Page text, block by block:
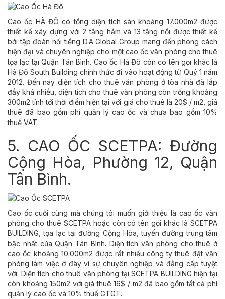
Cao ốc HÀ ĐÔ có tổng diện tích sàn khoảng 17.000m2 được
thiết kế xây dựng với 2 tầng hầm và 13 tầng nổi được thiết kế
bởi tập đoàn nổi tiếng D.A Global Group mang đến phong cách
hiện đại và chuyên nghiệp cho một cao ốc văn phòng cho thuê
tọa lạc tại Quận Tân Bình. Cao ốc Hà Đô còn có tên gọi khác là
Hà Đô South Building chính thức đi vào hoạt động từ Quý 1 năm
2012. Đến nay diện tích cho thuê văn phòng ở tòa nhà đã lấp
đầy khá nhiều, diện tích cho thuê văn phòng còn trống khoảng
300m2 tính tới thời điểm hiện tại với giá cho thuê là 20$ / m2, giá
thuê đã bao gồm phí quản lý cao ốc và chưa bao gồm 10%
thuế VAT.
5. CAO ỐC SCETPA: Đường
Cộng Hòa, Phường 12, Quận
Tân Bình.
Cao ốc cuối cùng mà chúng tôi muốn giới thiệu là cao ốc văn
phòng cho thuê SCETPA hoặc còn có tên gọi khác là SCETPA
BUILDING, tọa lạc tại đường Cộng Hòa, tuyến đường trung tâm
bậc nhất của Quận Tân Bình. Diện tích văn phòng cho thuê ở
cao ốc khoảng 10.000m2 được rất nhiều công ty thuê đặt văn
phòng làm việc ở đây vì sự chuyên nghiệp và đẳng cấp tuyệt
vời. Diện tích cho thuê văn phòng tại SCETPA BUILDING hiện tại
còn khoảng 150m2 với giá thuê 16$ / m2 đã bao gồm tất cả phí
quản lý cao ốc và 10% thuế GTGT.